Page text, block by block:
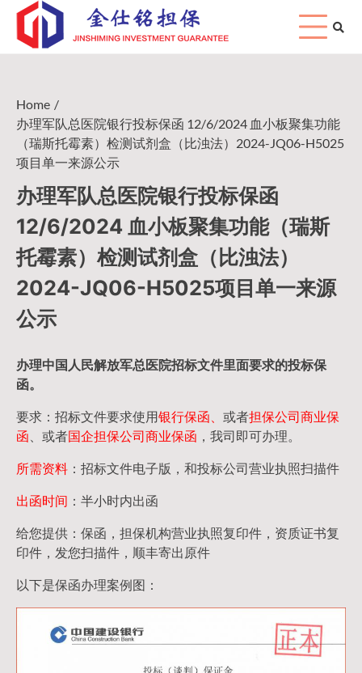
Skip
content
Home
办理军队总医院银行投标保函 12/6/2024 血小板聚集功能
（瑞斯托霉素）检测试剂盒（比浊法）2024-JQ06-H5025
项目单一来源公示
办理军队总医院银行投标保函
12/6/2024 血小板聚集功能（瑞斯
托霉素）检测试剂盒（比浊法）
2024-JQ06-H5025项目单一来源
公示
办理中国人民解放军总医院招标文件里面要求的投标保
函。
要求：招标文件要求使用银行保函、 或者担保公司商业保
函 、或者国企担保公司商业保函 ，我司即可办理。
所需资料 ：招标文件电子版，和投标公司营业执照扫描件
出函时间 ：半小时内出函
给您提供：保函，担保机构营业执照复印件，资质证书复
印件，发您扫描件，顺丰寄出原件
以下是保函办理案例图：